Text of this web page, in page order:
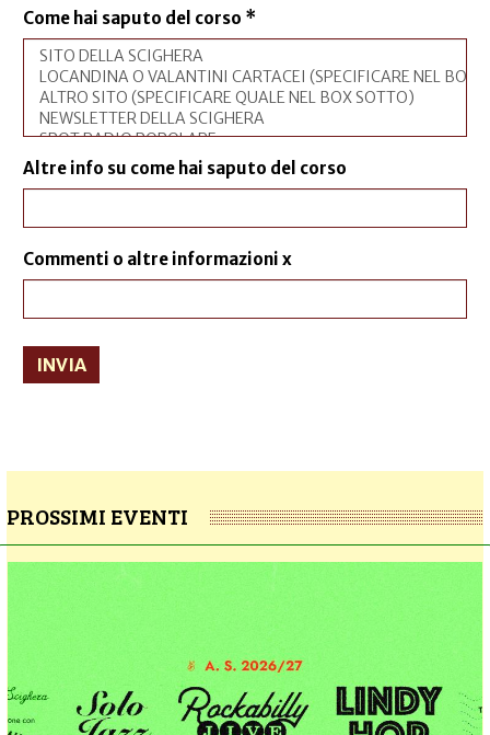
Come hai saputo del corso *
Altre info su come hai saputo del corso
Commenti o altre informazioni x
INVIA
PROSSIMI EVENTI